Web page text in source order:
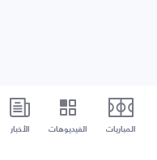
المباريات الفيديوهات الأخبار